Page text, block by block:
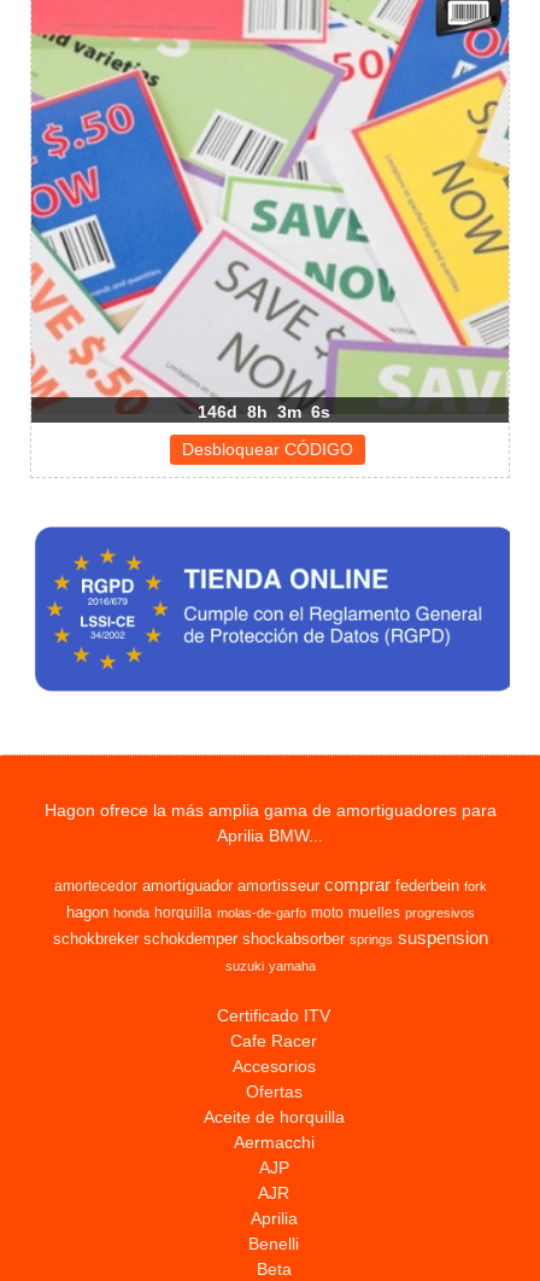
146d 8h 3m 6s
Hagon ofrece la más amplia gama de amortiguadores para
Aprilia BMW...
amortecedor amortiguador amortisseur comprar federbein fork
hagon honda horquilla molas-de-garfo moto muelles progresivos
schokbreker schokdemper shockabsorber springs suspension
suzuki yamaha
Certificado ITV
Cafe Racer
Accesorios
Ofertas
Aceite de horquilla
Aermacchi
AJP
AJR
Aprilia
Benelli
Beta